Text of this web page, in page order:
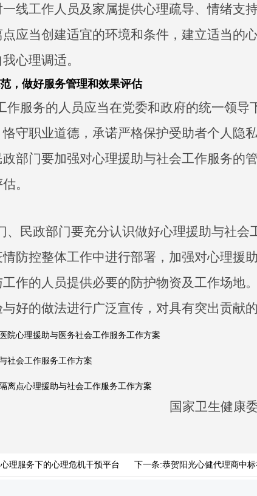
线工作人员及家属提供心理疏导、情绪支
应当创建适宜的环境和条件，建立适当的
心理调适。
，做好服务管理和效果评估
作服务的人员应当在党委和政府的统一领导
守职业道德，承诺严格保护受助者个人隐
部门要加强对心理援助与社会工作服务的
。
、民政部门要充分认识做好心理援助与社会
防控整体工作中进行部署，加强对心理援
作的人员提供必要的防护物资及工作场地
好的做法进行广泛宣传，对具有突出贡献
院心理援助与医务社会工作服务工作方案
社会工作服务工作方案
离点心理援助与社会工作服务工作方案
国家卫生健
理服务下的心理危机干预平台 下一条:恭贺阳光心健代理商中